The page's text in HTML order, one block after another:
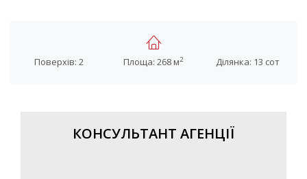
Поверхів: 2 Площа: 268 м2 Ділянка: 13 сот
КОНСУЛЬТАНТ АГЕНЦІЇ